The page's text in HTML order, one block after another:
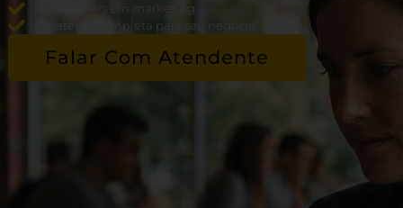
Profissionais em marketing
Estratégia completa para seu negócio
Falar Com Atendente